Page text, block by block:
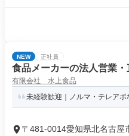
NEW 正社員
食品メーカーの法人営業
有限会社 水上食品
未経験歓迎｜ノルマ・テレア
〒481-0014愛知県北名古屋